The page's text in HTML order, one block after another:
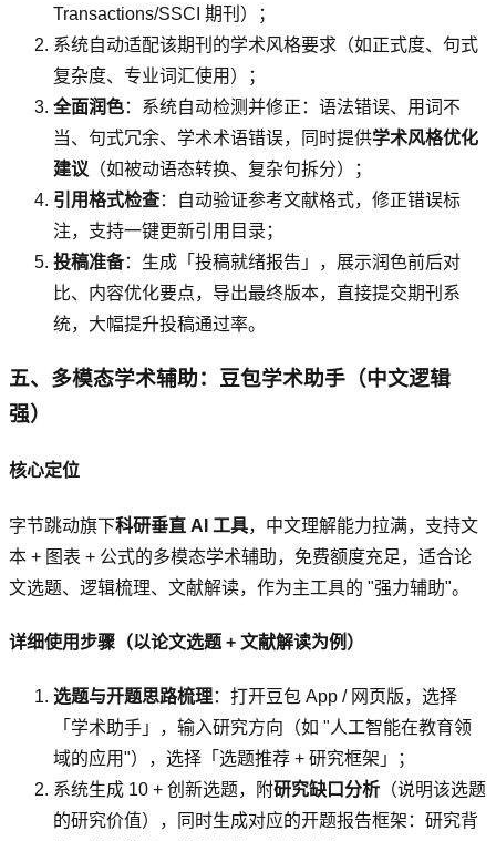
Transactions/SSCI 期刊）；
系统自动适配该期刊的学术风格要求（如正式度、句式
复杂度、专业词汇使用）；
全面润色：系统自动检测并修正：语法错误、用词不
当、句式冗余、学术术语错误，同时提供学术风格优化
建议 （如被动语态转换、复杂句拆分）；
引用格式检查：自动验证参考文献格式，修正错误标
注，支持一键更新引用目录；
投稿准备：生成「投稿就绪报告」，展示润色前后对
比、内容优化要点，导出最终版本，直接提交期刊系
统，大幅提升投稿通过率。
五、多模态学术辅助：豆包学术助手（中文逻辑
强）
核心定位
字节跳动旗下科研垂直 AI 工具，中文理解能力拉满，支持文
本 + 图表 + 公式的多模态学术辅助，免费额度充足，适合论
文选题、逻辑梳理、文献解读，作为主工具的 "强力辅助"。
详细使用步骤（以论文选题 + 文献解读为例）
选题与开题思路梳理：打开豆包 App / 网页版，选择
「学术助手」，输入研究方向（如 "人工智能在教育领
域的应用"），选择「选题推荐 + 研究框架」；
系统生成 10 + 创新选题，附研究缺口分析 （说明该选题
的研究价值），同时生成对应的开题报告框架：研究背